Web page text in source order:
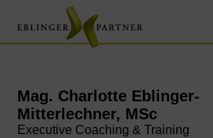
Mag. Charlotte Eblinger-
Mitterlechner, MSc
Executive Coaching & Training